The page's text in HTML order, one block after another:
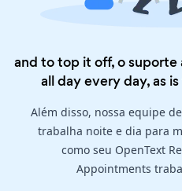
and to top it off, o
all day every day, as
Além disso, nossa equipe
trabalha noite e dia para
como seu OpenText
Appointments